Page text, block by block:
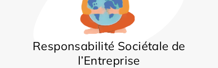
Responsabilité Sociétale de
l’Entreprise